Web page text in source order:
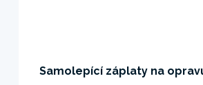
Samolepící záplaty na